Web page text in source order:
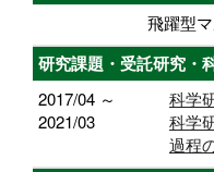
飛躍型
研究課題・受託研究・
2017/04 ～
2021/03
科学
科学
過程